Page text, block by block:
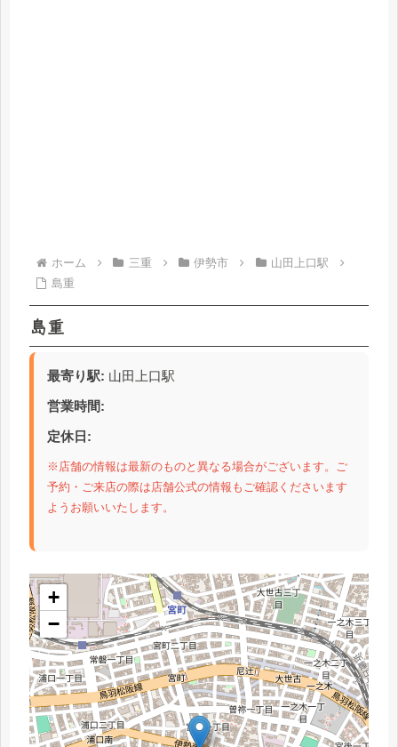
ホーム 三重 伊勢市
山田上口駅
島重
島重
最寄り駅: 山田上口駅
営業時間:
定休日:
※店舗の情報は最新のものと異なる場合がございます。ご
予約・ご来店の際は店舗公式の情報もご確認くださいます
ようお願いいたします。
+
−